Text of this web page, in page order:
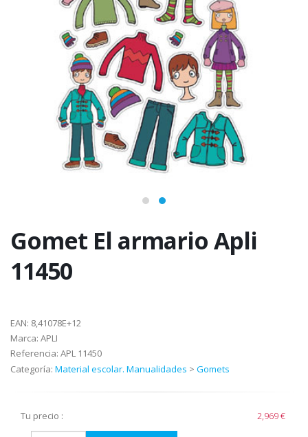
Gomet El armario Apli
11450
EAN: 8,41078E+12
Marca: APLI
Referencia: APL 11450
Categoría: Material escolar. Manualidades > Gomets
Tu precio : 2,969 €